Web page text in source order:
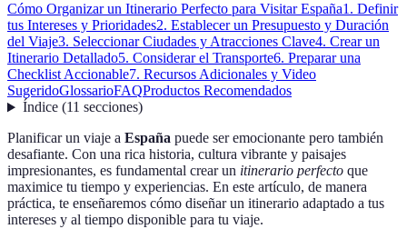
Cómo Organizar un Itinerario Perfecto para Visitar España1. Definir
tus Intereses y Prioridades2. Establecer un Presupuesto y Duración
del Viaje3. Seleccionar Ciudades y Atracciones Clave4. Crear un
Itinerario Detallado5. Considerar el Transporte6. Preparar una
Checklist Accionable7. Recursos Adicionales y Video
SugeridoGlossarioFAQProductos Recomendados
Índice(11 secciones)
Planificar un viaje a España puede ser emocionante pero también
desafiante. Con una rica historia, cultura vibrante y paisajes
impresionantes, es fundamental crear un itinerario perfecto que
maximice tu tiempo y experiencias. En este artículo, de manera
práctica, te enseñaremos cómo diseñar un itinerario adaptado a tus
intereses y al tiempo disponible para tu viaje.